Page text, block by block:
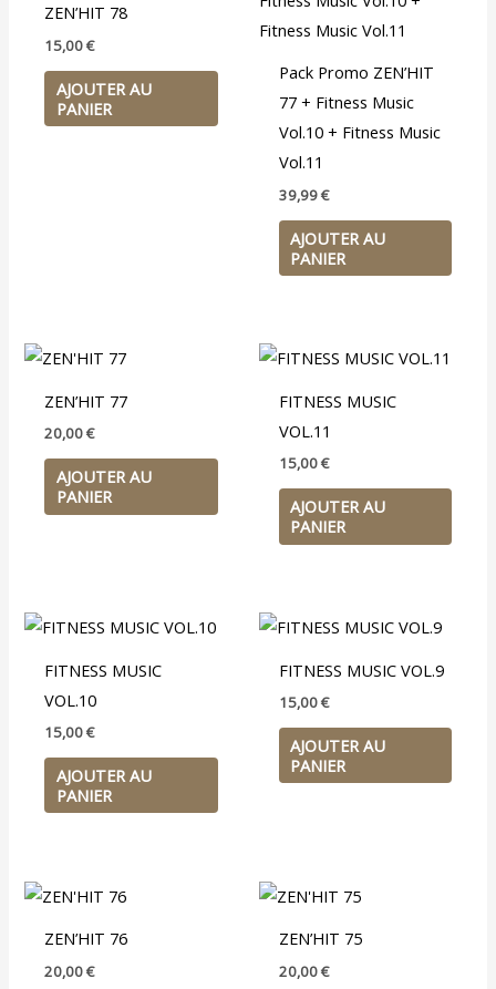
ZEN’HIT 78
15,00€
AJOUTER AU
PANIER
Pack Promo ZEN’HIT
77 + Fitness Music
Vol.10 + Fitness Music
Vol.11
39,99€
AJOUTER AU
PANIER
ZEN’HIT 77
20,00€
AJOUTER AU
PANIER
FITNESS MUSIC
VOL.11
15,00€
AJOUTER AU
PANIER
FITNESS MUSIC
VOL.10
15,00€
AJOUTER AU
PANIER
FITNESS MUSIC VOL.9
15,00€
AJOUTER AU
PANIER
ZEN’HIT 76
20,00€
ZEN’HIT 75
20,00€